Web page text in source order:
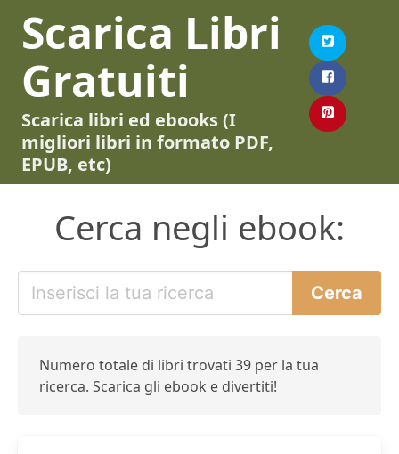
Scarica Libri
Gratuiti
Scarica libri ed ebooks (I
migliori libri in formato PDF,
EPUB, etc)
Cerca negli ebook:
Numero totale di libri trovati 39 per la tua
ricerca. Scarica gli ebook e divertiti!